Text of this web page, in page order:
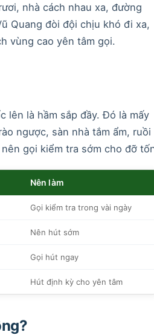
nhà cách nhau xa, đường
Quang đòi đội chịu khó đi xa,
vùng cao yên tâm gọi.
lên là hầm sắp đầy. Đó là mấy
ngược, sàn nhà tắm ẩm, ruồi
gọi kiểm tra sớm cho đỡ
Nên làm
Gọi kiểm tra trong vài ngày
Nên hút sớm
Gọi hút ngay
Hút định kỳ cho yên tâm